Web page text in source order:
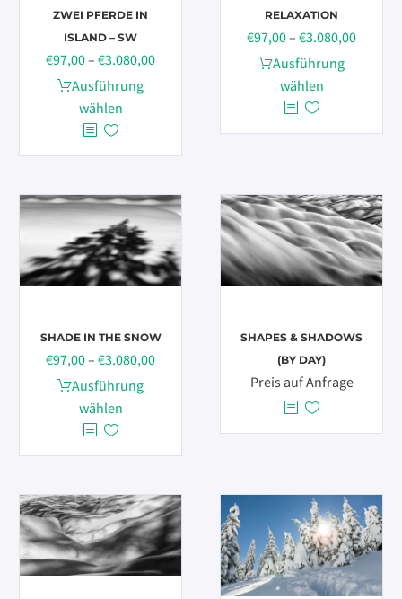
Produktseite
gewählt
werden
ZWEI PFERDE IN
ISLAND – SW
€97,00– €3.080,00Preisspanne:
Ausführung
wählen
Dieses
Produkt
weist
mehrere
auf.
Die
Optionen
können
auf
der
Produktseite
gewählt
werden
RELAXATION
€97,00– €3.080,00
Ausführung
wählen
Dieses
Produkt
weist
mehrere
Die
Optionen
können
auf
der
Produktseite
gewählt
werden
SHADE IN THE SNOW
€97,00– €3.080,00Preisspanne:
Ausführung
wählen
Dieses
Produkt
weist
mehrere
auf.
Die
Optionen
können
SHAPES & SHADOWS
(BY DAY)
Preis auf Anfrage